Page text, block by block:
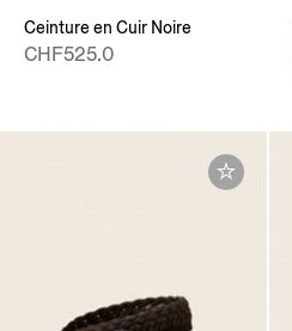
Ceinture en Cuir Noire
CHF525.0